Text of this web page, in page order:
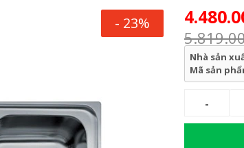
- 23%
Nhà sản
Mã sản